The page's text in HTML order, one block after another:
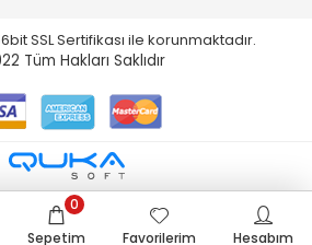
SSL Sertifikası ile korunmaktadır.
Tüm Hakları Saklıdır
Sepetim
0
Favorilerim
Hesabım